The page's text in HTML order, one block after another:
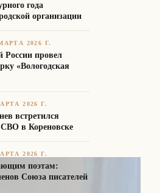
года
организации
2026 Г.
России провел
«Вологодская
2026 Г.
встретился
в Кореновске
2026 Г.
поэтам:
Союза писателей